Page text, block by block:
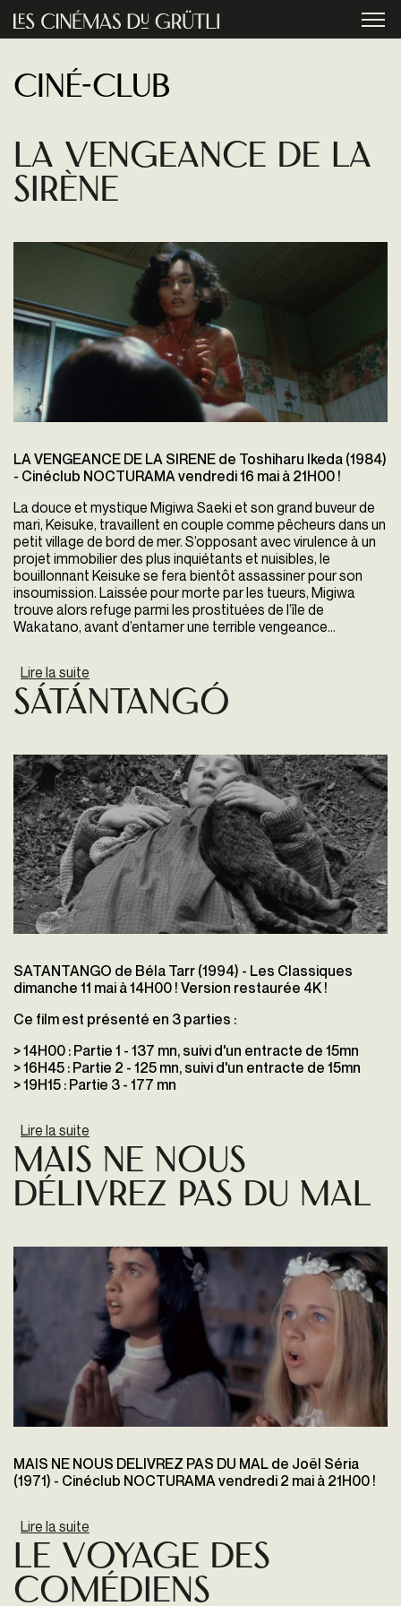
Aller au contenu principal
Ciné-club
La Vengeance de la
sirène
LA VENGEANCE DE LA SIRENE de Toshiharu Ikeda (1984)
- Cinéclub NOCTURAMA vendredi 16 mai à 21H00 !
La douce et mystique Migiwa Saeki et son grand buveur de
mari, Keisuke, travaillent en couple comme pêcheurs dans un
petit village de bord de mer. S’opposant avec virulence à un
projet immobilier des plus inquiétants et nuisibles, le
bouillonnant Keisuke se fera bientôt assassiner pour son
insoumission. Laissée pour morte par les tueurs, Migiwa
trouve alors refuge parmi les prostituées de l’île de
Wakatano, avant d’entamer une terrible vengeance…
Lire la suite
Sátántangó
SATANTANGO de Béla Tarr (1994) - Les Classiques
dimanche 11 mai à 14H00 ! Version restaurée 4K !
Ce film est présenté en 3 parties :
> 14H00 : Partie 1 - 137 mn, suivi d'un entracte de 15mn
> 16H45 : Partie 2 - 125 mn, suivi d'un entracte de 15mn
> 19H15 : Partie 3 - 177 mn
Lire la suite
Mais ne nous
délivrez pas du mal
MAIS NE NOUS DELIVREZ PAS DU MAL de Joël Séria
(1971) - Cinéclub NOCTURAMA vendredi 2 mai à 21H00 !
Lire la suite
Le Voyage des
Comédiens